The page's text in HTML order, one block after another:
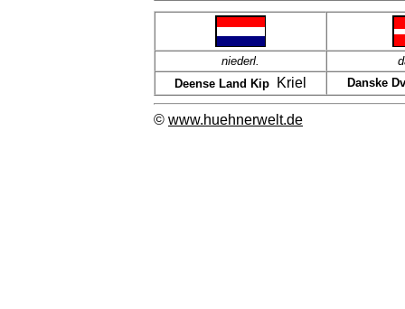
niederl.
Deense Land Kip
Kriel Danske
© www.huehnerwelt.de